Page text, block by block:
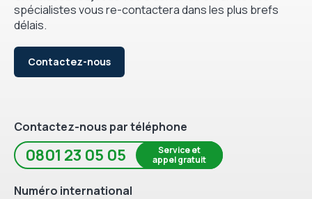
spécialistes vous re-contactera dans les plus brefs
délais.
Contactez-nous
Contactez-nous par téléphone
0801 23 05 05
Service et
appel gratuit
Numéro international